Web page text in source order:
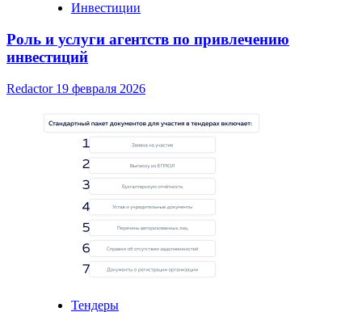
Инвестиции
Роль и услуги агентств по привлечению
инвестиций
Redactor 19 февраля 2026
Тендеры